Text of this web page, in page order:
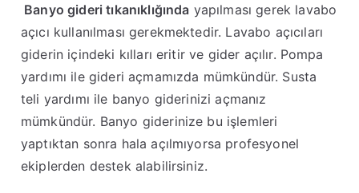
Banyo gideri tıkanıklığında yapılması gerek lavabo
açıcı kullanılması gerekmektedir. Lavabo açıcıları
giderin içindeki kılları eritir ve gider açılır. Pompa
yardımı ile gideri açmamızda mümkündür. Susta
teli yardımı ile banyo giderinizi açmanız
mümkündür. Banyo giderinize bu işlemleri
yaptıktan sonra hala açılmıyorsa profesyonel
ekiplerden destek alabilirsiniz.